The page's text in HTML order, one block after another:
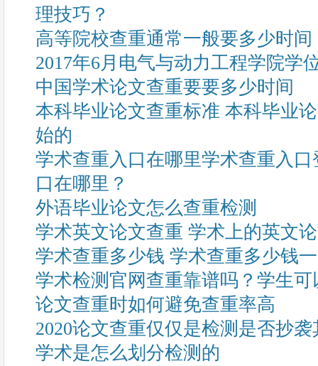
理技巧？
高等院校查重通常一般要多少时间
2017年6月电气与动力工程学院学
中国学术论文查重要要多少时间
本科毕业论文查重标准 本科毕业
始的
学术查重入口在哪里学术查重入
口在哪里？
外语毕业论文怎么查重检测
学术英文论文查重 学术上的英文
学术查重多少钱 学术查重多少钱
学术检测官网查重靠谱吗？学生
论文查重时如何避免查重率高
2020论文查重仅仅是检测是否抄
学术是怎么划分检测的